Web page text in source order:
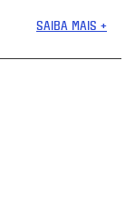
SAIBA MAIS +